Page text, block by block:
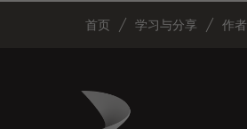
首页 学习与分享 作者
Danaher Logo